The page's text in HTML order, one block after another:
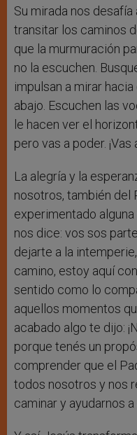
Su mirada nos
transitar los caminos
que la murmuración
no la escuchen.
impulsan a mirar
abajo. Escuchen las
le hacen ver el
pero vas a poder. ¡Vas
La alegría y la
nosotros, también
experimentado
nos dice: vos sos
dejarte a la
camino, estoy aquí
sentido como lo
aquellos momentos
acabado algo te dijo:
porque tenés un
comprender que el
todos nosotros y nos
caminar y ayudarnos